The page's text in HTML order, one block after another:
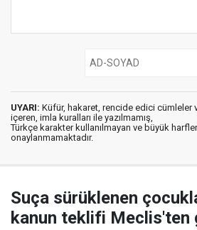
UYARI: Küfür, hakaret, rencide edici cümleler
içeren, imla kuralları ile yazılmamış,
Türkçe karakter kullanılmayan ve büyük
onaylanmamaktadır.
Suça sürüklenen
kanun teklifi Meclis'ten